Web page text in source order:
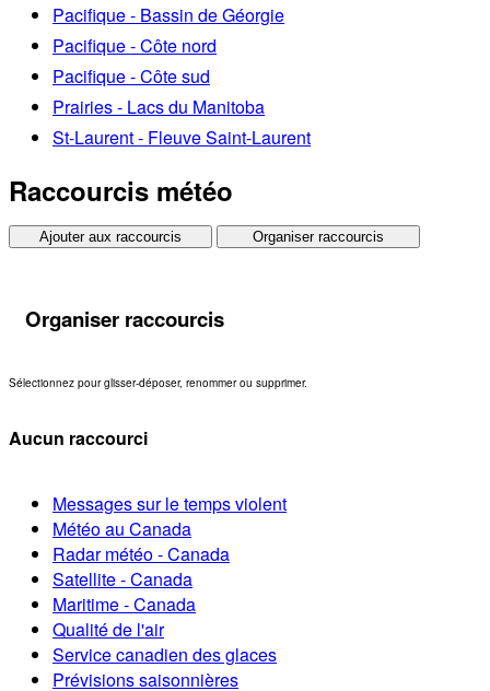
Pacifique - Bassin de Géorgie
Pacifique - Côte nord
Pacifique - Côte sud
Prairies - Lacs du Manitoba
St-Laurent - Fleuve Saint-Laurent
Raccourcis météo
Ajouter aux raccourcis Organiser raccourcis
Organiser raccourcis
Sélectionnez pour glisser-déposer, renommer ou supprimer.
Aucun raccourci
Messages sur le temps violent
Météo au Canada
Radar météo - Canada
Satellite - Canada
Maritime - Canada
Qualité de l'air
Service canadien des glaces
Prévisions saisonnières